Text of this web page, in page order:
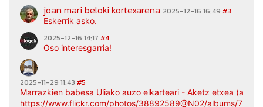
joan mari beloki kortexarena 2025-12-16 16:49 #3
Eskerrik asko.
2025-12-16 14:17 #4
Oso interesgarria!
2025-11-29 11:43 #5
Marrazkien babesa Uliako auzo elkarteari - Aketz etxea
https://www.flickr.com/photos/38892589@N02/albums/